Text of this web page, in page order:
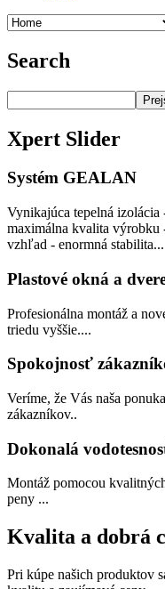
Search
Xpert Slider
Systém GEALAN
Vynikajúca tepelná
maximálna kvalita výrobku
vzhľad - enormná stabilita...
Plastové okná a
Profesionálna montáž a
triedu vyššie....
Spokojnosť
Veríme, že Vás naša
zákazníkov..
Dokonalá
Montáž pomocou
peny ...
Kvalita a dobrá
Pri kúpe našich produktov